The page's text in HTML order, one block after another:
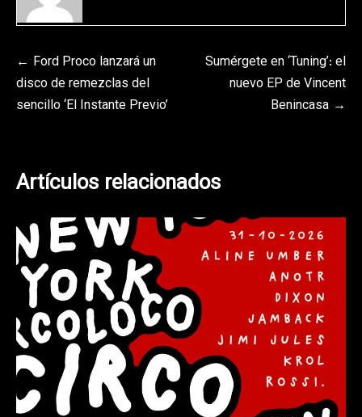
Navegación
de
Ford Proco lanzará un
disco de remezclas del
sencillo ‘El Instante Previo’
Sumérgete en ‘Tuning’: el
nuevo EP de Vincent
Benincasa
Artículos relacionados